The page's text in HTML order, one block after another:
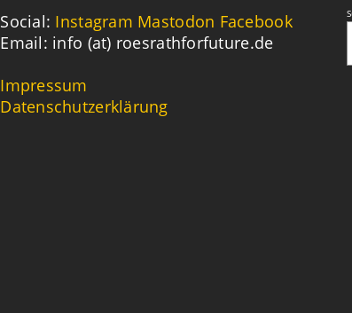
Social: Instagram Mastodon Facebook
Email: info (at) roesrathforfuture.de
Impressum
Datenschutzerklärung